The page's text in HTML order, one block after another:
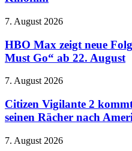
wie
Donut
bestätigt
Kinofilm
HBO
zeigt
neue
Folgen
„Conan
Must
Go“
22.
7. August 2026
HBO Max zeigt neue
Must Go“ ab 22. August
Citizen
2
kommt
2027:
Boll
7. August 2026
Citizen Vigilante 2
seinen Rächer nach
Huawei
7. August 2026